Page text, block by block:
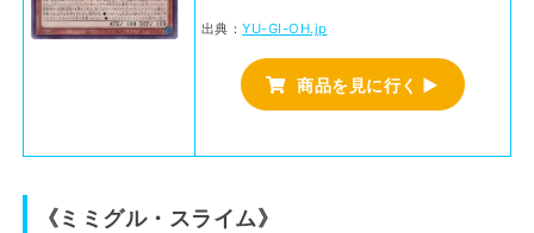
出典：YU-GI-OH.jp
商品を見に行く ▶
《ミミグル・スライム》